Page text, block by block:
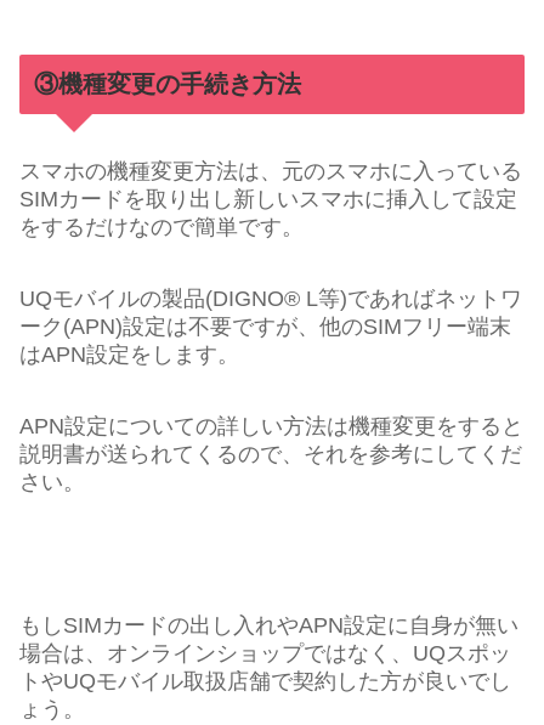
③機種変更の手続き方法
スマホの機種変更方法は、元のスマホに入っている
SIMカードを取り出し新しいスマホに挿入して設定
をするだけなので簡単です。
UQモバイルの製品(DIGNO® L等)であればネットワ
ーク(APN)設定は不要ですが、他のSIMフリー端末
はAPN設定をします。
APN設定についての詳しい方法は機種変更をすると
説明書が送られてくるので、それを参考にしてくだ
さい。
もしSIMカードの出し入れやAPN設定に自身が無い
場合は、オンラインショップではなく、UQスポッ
トやUQモバイル取扱店舗で契約した方が良いでし
ょう。